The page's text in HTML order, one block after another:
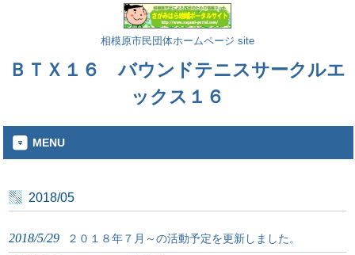
相模原市民団体ホームページ site
ＢＴＸ１６ バウンドテニスサークルエ
ックス１６
MENU
2018/05
2018/5/29 ２０１８年７月～の活動予定を更新しました。